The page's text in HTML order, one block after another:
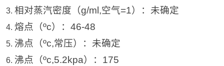
相对蒸汽密度（g/ml,空气=1）：未确定
熔点（ºc）：46-48
沸点（ºc,常压）：未确定
沸点（ºc,5.2kpa）：175